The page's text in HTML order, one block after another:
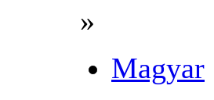
»
Magyar